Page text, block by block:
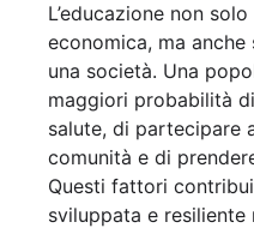
L’educazione non
economica, ma
una società. Una
maggiori probabilità
salute, di partecipare
comunità e di
Questi fattori
sviluppata e resiliente